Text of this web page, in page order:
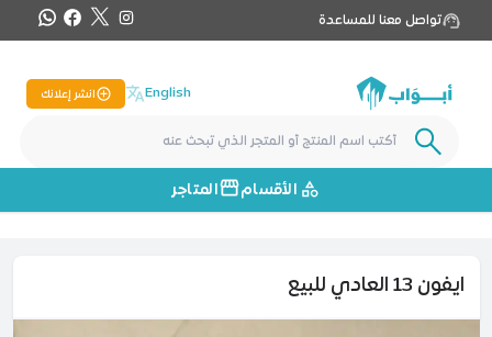
تواصل معنا للمساعدة
English انشر إعلانك
الأقسام المتاجر
ايفون 13 العادي للبيع